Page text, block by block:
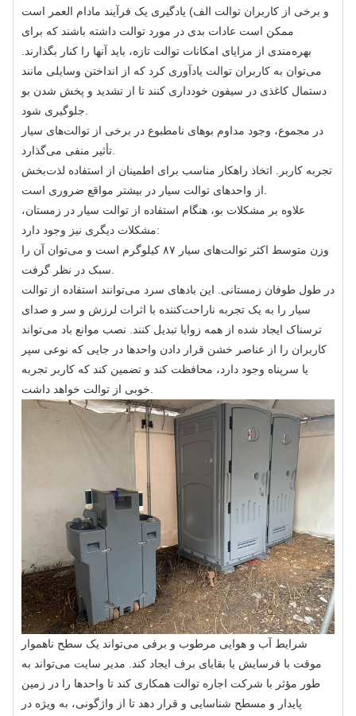
و برخی از کاربران توالت
ممکن است عادات بدی در مورد توالت داشته باشند که برای
بهره‌مندی از مزایای امکانات توالت تازه، باید آنها را کنار بگذارند.
می‌توان به کاربران توالت یادآوری کرد که از انداختن وسایلی مانند
دستمال کاغذی در سیفون خودداری کنند تا از تشدید و پخش شدن بو
در مجموع، وجود مداوم بوهای نامطبوع در برخی از توالت‌های سیار
تجربه کاربر. اتخاذ راهکار مناسب برای اطمینان از استفاده لذت‌بخش
علاوه بر مشکلات بو، هنگام استفاده از توالت سیار در زمستان،
مشکلات دیگری نیز وجود دارد:
وزن متوسط ​​اکثر توالت‌های سیار ۸۷ کیلوگرم است و می‌توان آن را
در طول طوفان زمستانی. این بادهای سرد می‌توانند استفاده از توالت
سیار را به یک تجربه ناراحت‌کننده با اثرات لرزش و سر و صدای
ترسناک ایجاد شده از همه زوایا تبدیل کنند. نصب موانع باد می‌تواند
کاربران را از عناصر خشن قرار دادن واحدها در جایی که نوعی سپر
یا سرپناه وجود دارد، محافظت کند و تضمین کند که کاربر تجربه
شرایط آب و هوایی مرطوب و برفی می‌تواند یک سطح ناهموار
موقت با فرسایش یا بقایای برف ایجاد کند. مدیر سایت می‌تواند به
طور مؤثر با شرکت اجاره توالت همکاری کند تا واحدها را در زمین
پایدار و مسطح شناسایی و قرار دهد تا از واژگونی، به ویژه در